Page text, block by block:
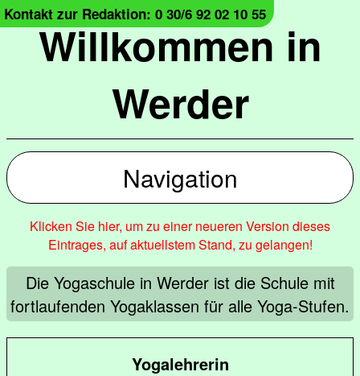
Willkommen in
Werder
Kontakt zur Redaktion: 0 30/6 92 02 10 55
Navigation
Klicken Sie hier, um zu einer neueren Version dieses
Eintrages, auf aktuellstem Stand, zu gelangen!
Die Yogaschule in Werder ist die Schule mit
fortlaufenden Yogaklassen für alle Yoga-Stufen.
Yogalehrerin